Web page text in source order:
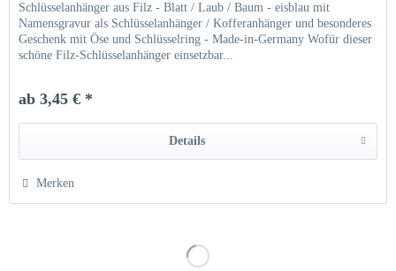
Schlüsselanhänger aus Filz - Blatt / Laub / Baum - eisblau mit
Namensgravur als Schlüsselanhänger / Kofferanhänger und besonderes
Geschenk mit Öse und Schlüsselring - Made-in-Germany Wofür dieser
schöne Filz-Schlüsselanhänger einsetzbar...
ab 3,45 € *
Details
Merken